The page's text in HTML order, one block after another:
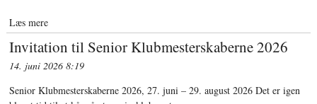
Læs mere
Invitation til Senior Klubmesterskaberne 2026
14. juni 20268:19
Senior Klubmesterskaberne 2026, 27. juni – 29. august 2026 Det er igen